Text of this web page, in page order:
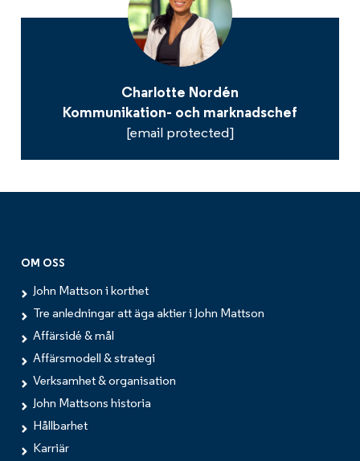
Charlotte Nordén
Kommunikation- och marknadschef
[email protected]
OM OSS
John Mattson i korthet
Tre anledningar att äga aktier i John Mattson
Affärsidé & mål
Affärsmodell & strategi
Verksamhet & organisation
John Mattsons historia
Hållbarhet
Karriär